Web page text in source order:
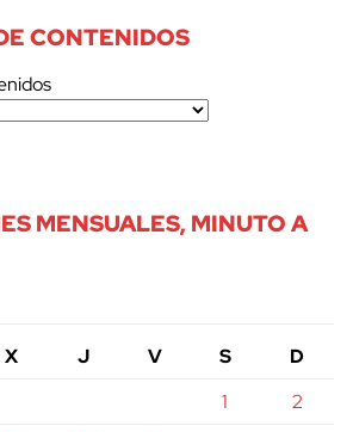
CONTENIDOS
MENSUALES, MINUTO A
X J V S
D
1
2